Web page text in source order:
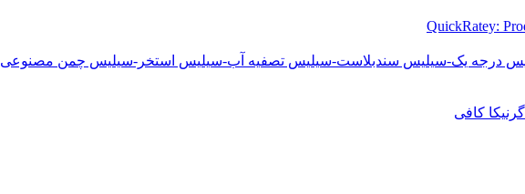
QuickRatey:
درجه یک-سیلیس سندبلاست-سیلیس تصفیه آب-سیلیس استخر-سیلیس چمن مصنوعی
کافی